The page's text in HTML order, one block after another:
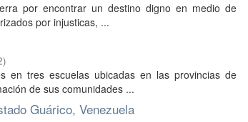
por encontrar un destino digno en medio de
por injusticas, ...
)
en tres escuelas ubicadas en las provincias de
de sus comunidades ...
Guárico, Venezuela